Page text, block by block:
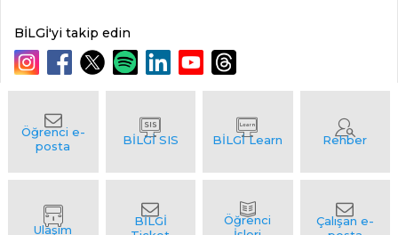
BİLGİ'yi takip edin